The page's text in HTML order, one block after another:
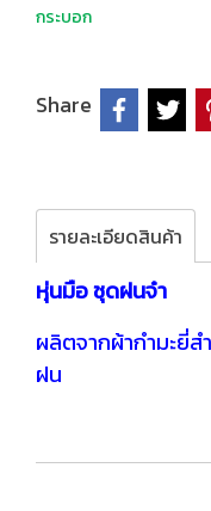
กระบอก
Share
รายละเอียดสินค้า
หุ่นมือ ชุดฝนจ๋า
ผลิตจากผ้ากำมะยี่ส
ฝน